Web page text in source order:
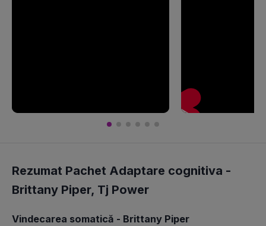
Rezumat Pachet Adaptare cognitiva -
Brittany Piper, Tj Power
Vindecarea somatică - Brittany Piper